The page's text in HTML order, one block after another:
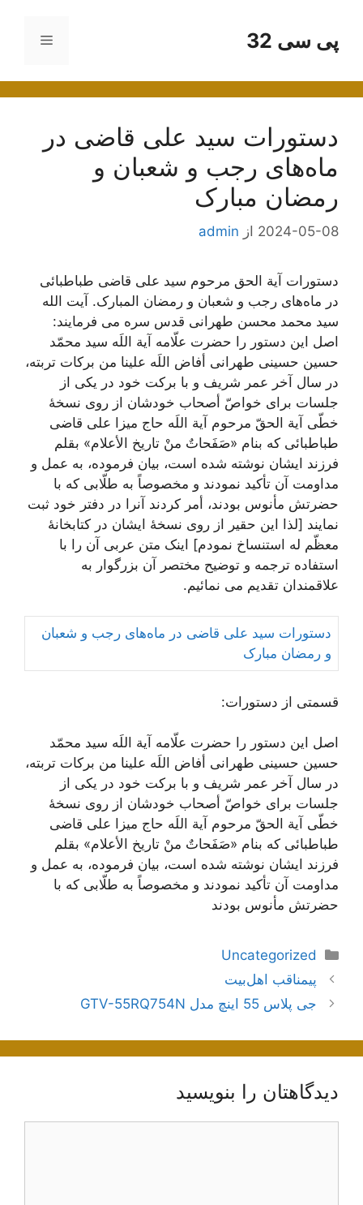
محتواپی سی 32 فهرست
دستورات سید علی قاضی در
ماه‌های رجب و شعبان و
رمضان مبارک
2024-05-08 از admin
دستورات آیة الحق مرحوم سید علی قاضی طباطبائی
در ماه‌های رجب و شعبان و رمضان المبارک. آیت الله
سید محمد محسن طهرانی قدس سره می فرمایند:
اصل این دستور را حضرت علّامه آیة اللَه سید محمّد
حسین حسینی طهرانی أفاض اللَه علینا من برکات تربته،
در سال آخر عمر شریف و با برکت خود در یکی از
جلسات برای خواصّ أصحاب خودشان از روی نسخۀ
خطّی آیة الحقّ مرحوم آیة اللَه حاج میزا علی قاضی
طباطبائی که بنام «صَفَحاتٌ منْ تاریخ الأعلام» بقلم
فرزند ایشان نوشته شده است، بیان فرموده، به عمل و
مداومت آن تأکید نمودند و مخصوصاً به طلّابی که با
حضرتش مأنوس بودند، أمر کردند آنرا در دفتر خود ثبت
نمایند [لذا این حقیر از روی نسخۀ ایشان در کتابخانۀ
معظّم له استنساخ نمودم] اینک متن عربی آن را با
استفاده ترجمه و توضیح مختصر آن بزرگوار به
علاقمندان تقدیم می نمائیم.
دستورات سید علی قاضی در ماه‌های رجب و شعبان
و رمضان مبارک
قسمتی از دستورات:
اصل این دستور را حضرت علّامه آیة اللَه سید محمّد
حسین حسینی طهرانی أفاض اللَه علینا من برکات تربته،
در سال آخر عمر شریف و با برکت خود در یکی از
جلسات برای خواصّ أصحاب خودشان از روی نسخۀ
خطّی آیة الحقّ مرحوم آیة اللَه حاج میزا علی قاضی
طباطبائی که بنام «صَفَحاتٌ منْ تاریخ الأعلام» بقلم
فرزند ایشان نوشته شده است، بیان فرموده، به عمل و
مداومت آن تأکید نمودند و مخصوصاً به طلّابی که با
حضرتش مأنوس بودند
دسته‌ها
Uncategorized
ناوبری
نوشته‌ها
پیمناقب اهل‌بیت
جی پلاس 55 اينچ مدل GTV-55RQ754N
دیدگاهتان را بنویسید